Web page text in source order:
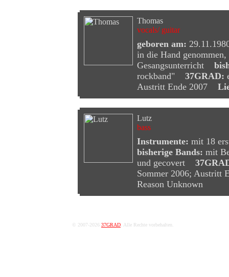
Thomas
vocals/ guitar
geboren am:
in die Hand
Gesangsunterricht
rockband" 37GRAD:
Austritt Ende 2007
Lutz
bass
Instrumente: mit 18
bisherige Bands: mit
und gecovert
Sommer 2006;
Reason Unknown
© 2007-2026 37GRAD . Alle Rechte vorbehalten.